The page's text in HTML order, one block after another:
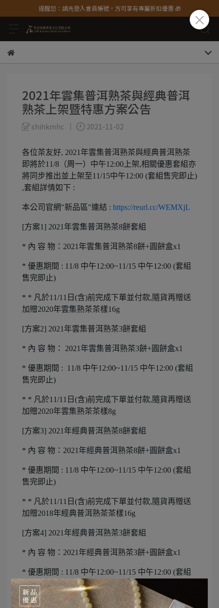
提醒您：請先登入會員帳號，方可享有專屬折扣優惠 🎁
2021年雲集普洱熟茶與經典普洱
熟茶上架暨特惠方案公告
shihkmhc 2021-11-02
各位茶友好, 2021年雲集普洱熟茶與經典普洱熟茶
即將於11/8（周一）中午12:00上架,相關優惠套組亦
將同步推出並上架至11/15中午12:00 (套組售完即止)
,套組詳情如下 :
本公司官網"新品區"連結 : https://reurl.cc/WEMXjL
[方案1] 2021年雲集普洱熟茶8餅套組
* 內 容 物：2021年雲集普洱熟茶8餅+圓餅盒x1
* 優惠期間 : 11/8 中午12:00~11/15 中午12:00 (套組
售完即止)
* * 凡於11/11日(含)前完成下單並付款,隨貨再贈送
加贈2020年雲集熟茶茶樣16g
[方案2] 2021年雲集普洱熟茶3餅套組
* 內 容 物： 2021年雲集普洱熟茶3餅+圓餅盒x1
* 優惠期間 : 11/8 中午12:00~11/15 中午12:00 (套組
售完即止)
* * 凡於11/11日(含)前完成下單並付款,隨貨再贈送
加贈2020年雲集熟茶茶樣8g
[方案3] 2021年經典普洱熟茶8餅套組
* 內 容 物：2021年經典普洱熟茶8餅+圓餅盒x1
* 優惠期間 : 11/8 中午12:00~11/15 中午12:00 (套組
售完即止)
* * 凡於11/11日(含)前完成下單並付款,隨貨再贈送
加贈2018年經典普洱熟茶茶樣16g
[方案4] 2021年經典普洱熟茶3餅套組
* 內 容 物：2021年經典普洱熟茶3餅+圓餅盒x1
* 優惠期間 : 11/8 中午12:00~11/15 中午12:00 (套組
售完即止)
* * 凡於11/11日(含)前完成下單並付款,隨貨再贈送